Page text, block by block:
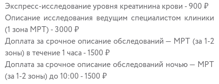
Экспресс-исследование уровня креатинина крови - 900 ₽
Описание исследования ведущим специалистом клиники
(1 зона МРТ) - 3000 ₽
Доплата за срочное описание обследований — МРТ (за 1-2
зоны) в течение 1 часа - 1500 ₽
Доплата за срочное описание обследований ночью — МРТ
(за 1-2 зоны) до 10:00 - 1500 ₽